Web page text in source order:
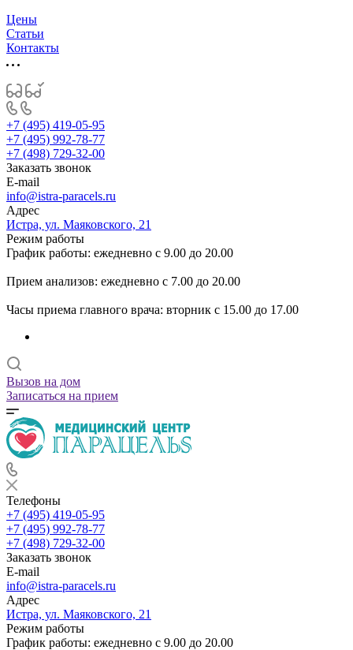
Цены
Статьи
Контакты
+7 (495) 419-05-95
+7 (495) 992-78-77
+7 (498) 729-32-00
Заказать звонок
E-mail
info@istra-paracels.ru
Адрес
Истра, ул. Маяковского, 21
Режим работы
График работы: ежедневно с 9.00 до 20.00
Прием анализов: ежедневно с 7.00 до 20.00
Часы приема главного врача: вторник с 15.00 до 17.00
Вызов на дом
Записаться на прием
Телефоны
+7 (495) 419-05-95
+7 (495) 992-78-77
+7 (498) 729-32-00
Заказать звонок
E-mail
info@istra-paracels.ru
Адрес
Истра, ул. Маяковского, 21
Режим работы
График работы: ежедневно с 9.00 до 20.00